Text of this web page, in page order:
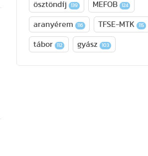
ösztöndíj 139 MEFOB 124
aranyérem 116 TFSE-MTK 115
tábor 112 gyász 103